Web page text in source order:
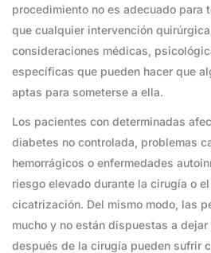
procedimiento no es adecuado para
que cualquier intervención
consideraciones médicas,
específicas que pueden hacer que
aptas para someterse a ella.
Los pacientes con determinadas
diabetes no controlada, problemas
hemorrágicos o enfermedades
riesgo elevado durante la cirugía o
cicatrización. Del mismo modo, las
mucho y no están dispuestas a
después de la cirugía pueden sufrir